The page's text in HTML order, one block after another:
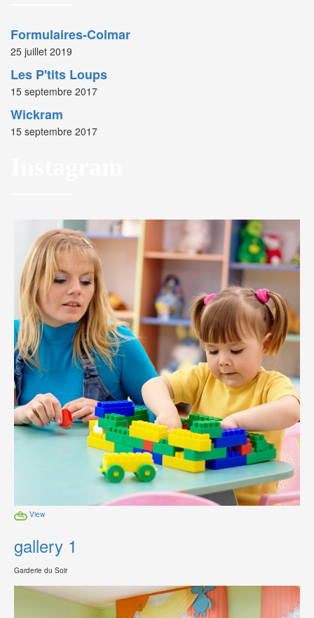
Formulaires-Colmar
25 juillet 2019
Les P'tits Loups
15 septembre 2017
Wickram
15 septembre 2017
View
gallery 1
Garderie du Soir